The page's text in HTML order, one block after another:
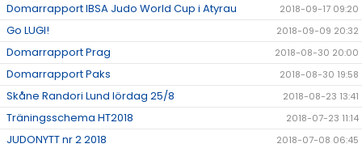
Domarrapport IBSA Judo World Cup i Atyrau 2018-09-17 09:20
Go LUGI! 2018-09-09 20:32
Domarrapport Prag 2018-08-30 20:00
Domarrapport Paks 2018-08-30 19:58
Skåne Randori Lund lördag 25/8 2018-08-23 13:41
Träningsschema HT2018 2018-07-23 11:14
JUDONYTT nr 2 2018 2018-07-08 06:45